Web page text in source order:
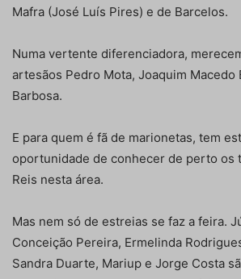
Mafra (José Luís Pires) e de Barcelos.
Numa vertente diferenciadora,
artesãos Pedro Mota, Joaquim Macedo
Barbosa.
E para quem é fã de marionetas, tem
oportunidade de conhecer de perto os
Reis nesta área.
Mas nem só de estreias se faz a feira.
Conceição Pereira, Ermelinda
Sandra Duarte, Mariup e Jorge Costa